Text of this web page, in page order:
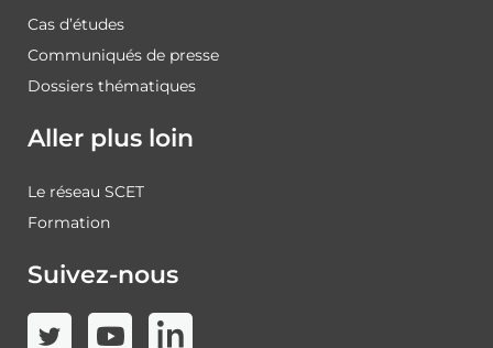
Cas d’études
Communiqués de presse
Dossiers thématiques
Aller plus loin
Le réseau SCET
Formation
Suivez-nous